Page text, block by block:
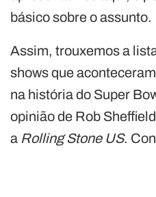
básico sobre o assunto.
Assim, trouxemos a
shows que
na história do Super
opinião de Rob
a Rolling Stone US.